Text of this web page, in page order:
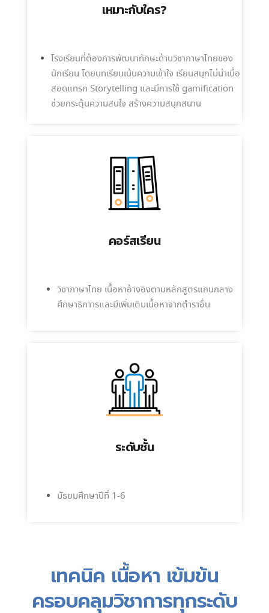
เหมาะกับใคร?
โรงเรียนที่ต้องการพัฒนาทักษะด้านวิชาภาษาไทยของ
นักเรียน โดยบทเรียนเน้นความเข้าใจ เรียนสนุกไม่น่าเบื่อ
สอดแทรก Storytelling และมีการใช้ gamification
ช่วยกระตุ้นความสนใจ สร้างความสนุกสนาน
คอร์สเรียน
วิชาภาษาไทย เนื้อหาอ้างอิงตามหลักสูตรแกนกลาง
ศึกษาธิกาารและมีเพิ่มเติมเนื้อหาจากตำราอื่น
ระดับชั้น
มัธยมศึกษาปีที่ 1-6
เทคนิค เนื้อหา เข้มข้น
ครอบคลุมวิชาการทุกระดับ